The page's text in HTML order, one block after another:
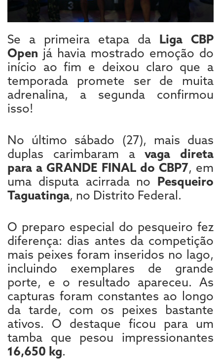
Se a primeira etapa da Liga CBP
Open já havia mostrado emoção do
início ao fim e deixou claro que a
temporada promete ser de muita
adrenalina, a segunda confirmou
isso!
No último sábado (27), mais duas
duplas carimbaram avaga direta
para a GRANDE FINAL do CBP7, em
uma disputa acirrada no Pesqueiro
Taguatinga, no Distrito Federal.
O preparo especial do pesqueiro fez
diferença: dias antes da competição
mais peixes foram inseridos no lago,
incluindo exemplares de grande
porte, e o resultado apareceu. As
capturas foram constantes ao longo
da tarde, com os peixes bastante
ativos. O destaque ficou para um
tamba que pesou impressionantes
16,650 kg.